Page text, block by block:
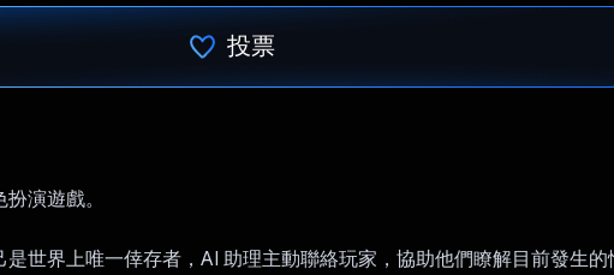
投票
演遊戲。
是世界上唯一倖存者，AI 助理主動聯絡玩家，協助他們瞭解目前發生的